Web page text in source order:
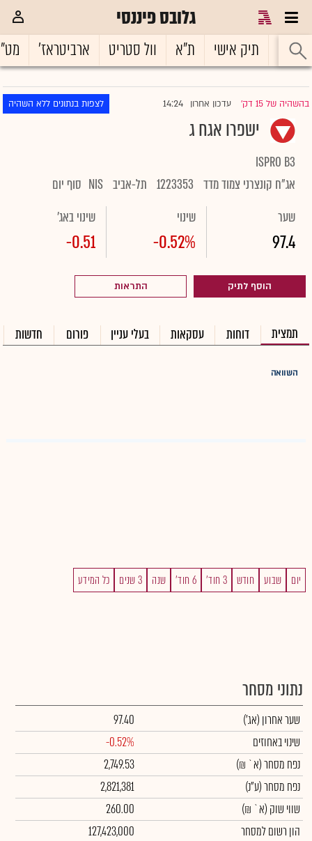
גלובס פיננסי
ראשי תיק אישי ת"א וול סטריט ארביטראז'
בהשהיה של 15 דק' |עדכון אחרון 14:24 לצפות בנתונים ללא השהיה
ישפרו אגח ג
ISPRO B3
אג"ח קונצרני צמוד מדד 1223353 תל-אביב NIS סוף יום
שער
97.4
שינוי
-0.52%
שינוי באג'
-0.51
הוסף לתיק התראות
תמצית דוחות עסקאות בעלי עניין פורום חדשות
השוואה
יום שבוע חודש 3 חוד' 6 חוד' שנה 3 שנים כל המידע
נתוני מסחר
שער אחרון (אג')
97.40
שינוי באחוזים
-0.52%
נפח מסחר(א` ₪)
2,749.53
נפח מסחר(ע"נ)
2,821,381
שווי שוק (א` ₪)
260.00
הון רשום למסחר
127,423,000